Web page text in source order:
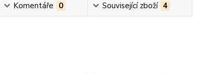
Komentáře 0 Související zboží 4